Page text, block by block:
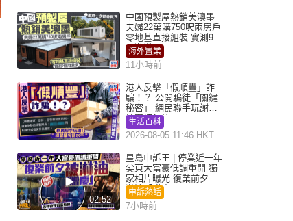
中國預製屋熱銷美澳墨
夫婦22萬購750呎兩房戶
零地基直接組裝 實測9個
月激讚
海外置業
11小時前
港人反擊「假順豐」詐
騙！？ 公開騙徒「關鍵
秘密」 網民聯手玩謝：
練習緬甸語
生活百科
2026-08-05 11:46 HKT
02:52
星島申訴王 | 停業近一年
尖東大富豪低調重開 獨
家相片曝光 復業前夕被
淋油「贈慶」
申訴熱話
7小時前